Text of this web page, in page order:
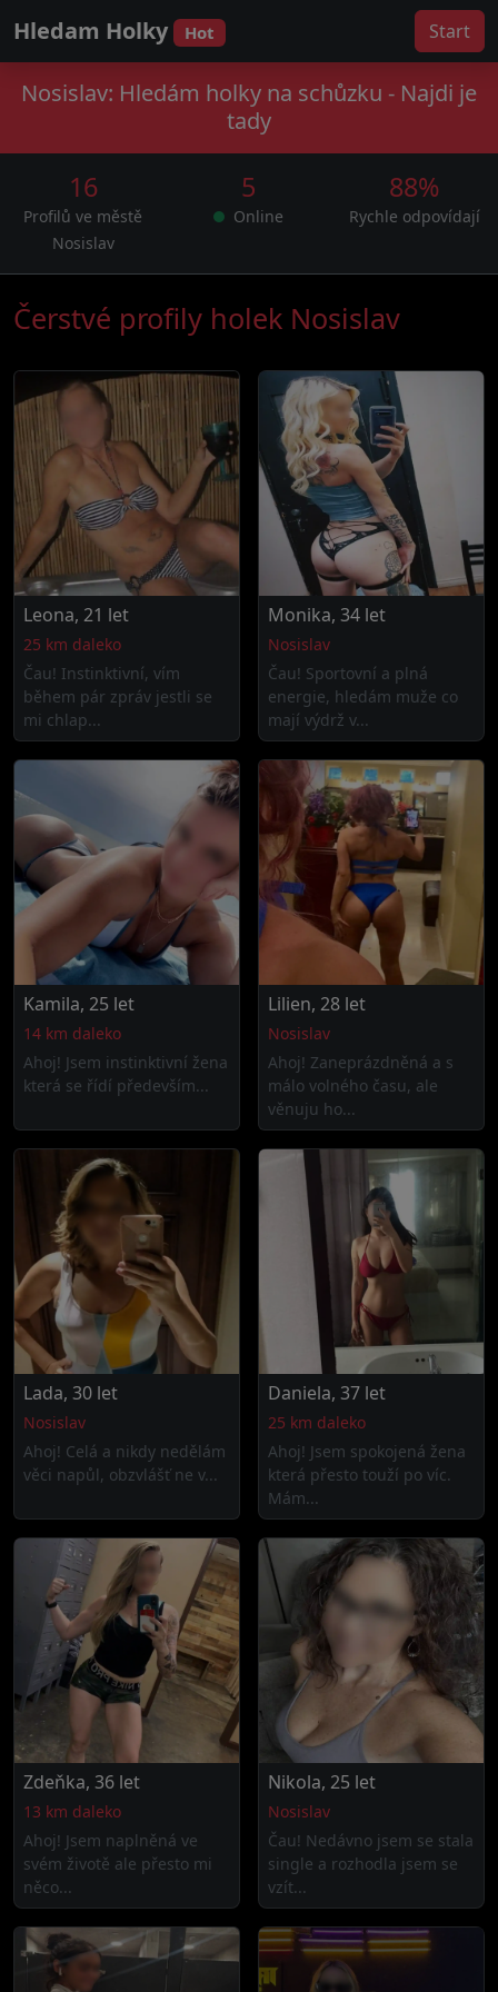
Hledam Holky Hot Start
Nosislav: Hledám holky na schůzku - Najdi je
tady
16
Profilů ve městě
Nosislav
5
Online
88%
Rychle odpovídají
Čerstvé profily holek Nosislav
Leona, 21 let
25 km daleko
Čau! Instinktivní, vím
během pár zpráv jestli se
mi chlap...
Monika, 34 let
Nosislav
Čau! Sportovní a plná
energie, hledám muže co
mají výdrž v...
Kamila, 25 let
14 km daleko
Ahoj! Jsem instinktivní žena
která se řídí především...
Lilien, 28 let
Nosislav
Ahoj! Zaneprázdněná a s
málo volného času, ale
věnuju ho...
Lada, 30 let
Nosislav
Ahoj! Celá a nikdy nedělám
věci napůl, obzvlášť ne v...
Daniela, 37 let
25 km daleko
Ahoj! Jsem spokojená žena
která přesto touží po víc.
Mám...
Zdeňka, 36 let
13 km daleko
Ahoj! Jsem naplněná ve
svém životě ale přesto mi
něco...
Nikola, 25 let
Nosislav
Čau! Nedávno jsem se stala
single a rozhodla jsem se
vzít...